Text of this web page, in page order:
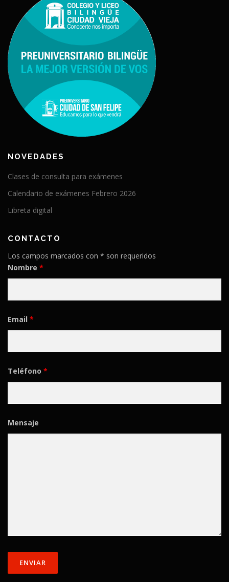
NOVEDADES
Clases de consulta para exámenes
Calendario de exámenes Febrero 2026
Libreta digital
CONTACTO
Los campos marcados con * son requeridos
Nombre *
Email *
Teléfono *
Mensaje